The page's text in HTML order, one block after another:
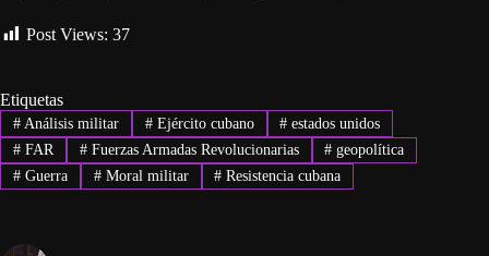
Post Views: 37
Etiquetas
#Análisis militar #Ejército cubano # estados unidos
#FAR #Fuerzas Armadas Revolucionarias # geopolítica
#Guerra #Moral militar # Resistencia cubana